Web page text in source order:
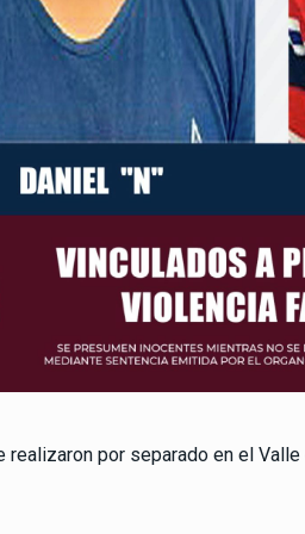
realizaron por separado en el